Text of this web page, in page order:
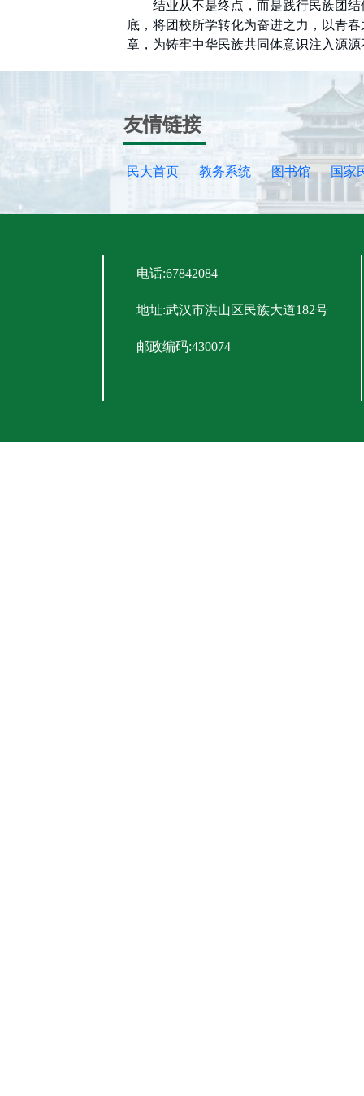
结业从不是终点，而是践行民族团
底，将团校所学转化为奋进之力，以青
章，为铸牢中华民族共同体意识注入源
友情链接
民大首页 教务系统 图书馆 国家
电话:67842084
地址:武汉市洪山区民族大道182号
邮政编码:430074